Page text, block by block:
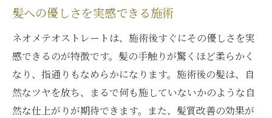
髪への優しさを実感できる施術
ネオメテオストレートは、施術後すぐにその優しさを実
感できるのが特徴です。髪の手触りが驚くほど柔らかく
なり、指通りもなめらかになります。施術後の髪は、自
然なツヤを放ち、まるで何も施していないかのような自
然な仕上がりが期待できます。また、髪質改善の効果が